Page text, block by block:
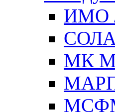
ИМО
МК